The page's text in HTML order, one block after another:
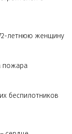
летнюю женщину
пожара
беспилотников